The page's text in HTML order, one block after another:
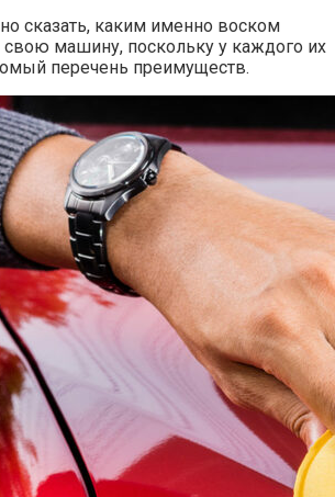
сказать, каким именно воском
машину, поскольку у каждого их
перечень преимуществ.